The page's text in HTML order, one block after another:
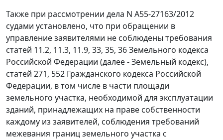
Также при рассмотрении дела N А55-27163/2012
судами установлено, что при обращении в
управление заявителями не соблюдены требования
статей 11.2, 11.3, 11.9, 33, 35, 36 Земельного кодекса
Российской Федерации (далее - Земельный кодекс),
статей 271, 552 Гражданского кодекса Российской
Федерации, в том числе в части площади
земельного участка, необходимой для эксплуатации
зданий, принадлежащих на праве собственности
каждому из заявителей, соблюдения требований
межевания границ земельного участка с